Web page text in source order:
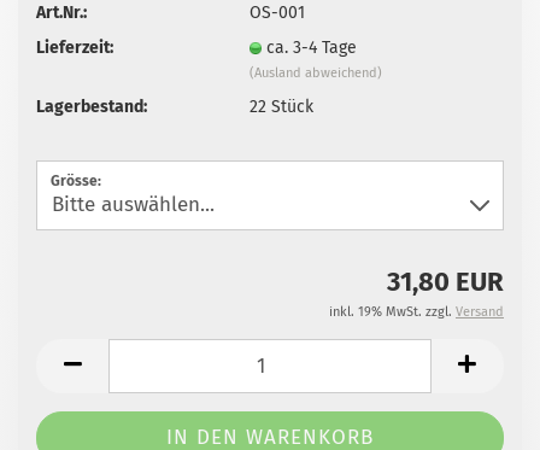
Art.Nr.:
OS-001
Lieferzeit:
ca. 3-4 Tage
(Ausland abweichend)
Lagerbestand: 22 Stück
Grösse:
31,80 EUR
inkl. 19% MwSt. zzgl. Versand